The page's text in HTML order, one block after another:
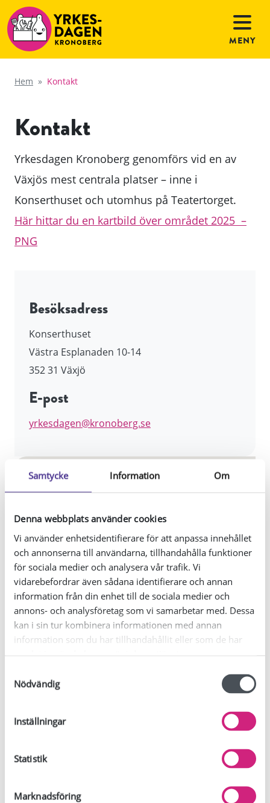
Samtycke Information Om
Denna webbplats använder cookies
Vi använder enhetsidentifierare för att anpassa innehållet
och annonserna till användarna, tillhandahålla funktioner
för sociala medier och analysera vår trafik. Vi
vidarebefordrar även sådana identifierare och annan
information från din enhet till de sociala medier och
annons- och analysföretag som vi samarbetar med. Dessa
kan i sin tur kombinera informationen med annan
information som du har tillhandahållit eller som de har
Nödvändig
Inställningar
Statistik
Marknadsföring
MENY
Hem » Kontakt
Kontakt
Yrkesdagen Kronoberg genomförs vid en av
Växjös mest centrala platser – inne i
Konserthuset och utomhus på Teatertorget.
Här hittar du en kartbild över området 2025 –
PNG
Besöksadress
Konserthuset
Västra Esplanaden 10-14
352 31 Växjö
E-post
yrkesdagen@kronoberg.se
VÄGBESKRIVNING
Annika Knutsson
PROJEKTLEDARE